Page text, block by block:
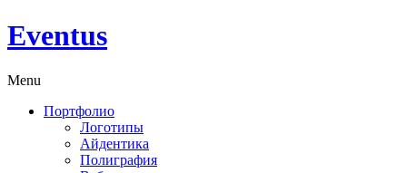
Eventus
Menu
Портфолио
Логотипы
Айдентика
Полиграфия